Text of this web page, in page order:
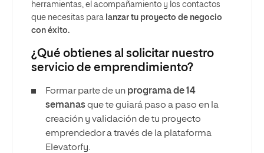
herramientas, el acompañamiento y los contactos
que necesitas para lanzar tu proyecto de negocio
con éxito.
¿Qué obtienes al solicitar nuestro
servicio de emprendimiento?
Formar parte de un programa de 14
semanasque te guiará paso a paso en la
creación y validación de tu proyecto
emprendedor a través de la plataforma
Elevatorfy.